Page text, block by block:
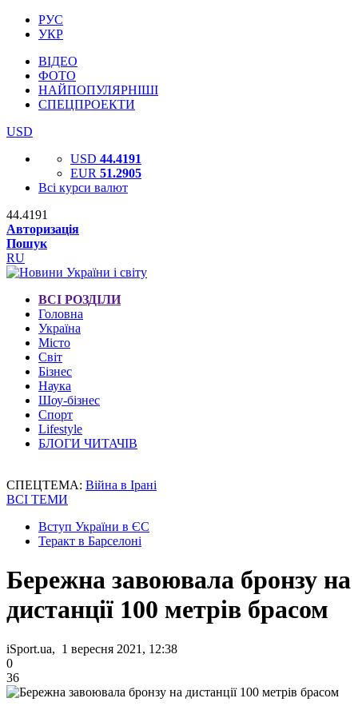
РУС
УКР
ВІДЕО
ФОТО
НАЙПОПУЛЯРНІШІ
СПЕЦПРОЕКТИ
USD
USD 44.4191
EUR 51.2905
Всі курси валют
44.4191
Авторизація
Пошук
RU
ВСІ РОЗДІЛИ
Головна
Україна
Місто
Світ
Бізнес
Наука
Шоу-бізнес
Спорт
Lifestyle
БЛОГИ ЧИТАЧІВ
СПЕЦТЕМА: Війна в Ірані
ВСІ ТЕМИ
Вступ України в ЄС
Теракт в Барселоні
Бережна завоювала бронзу на
дистанції 100 метрів брасом
iSport.ua, 1 вересня 2021, 12:38
0
36